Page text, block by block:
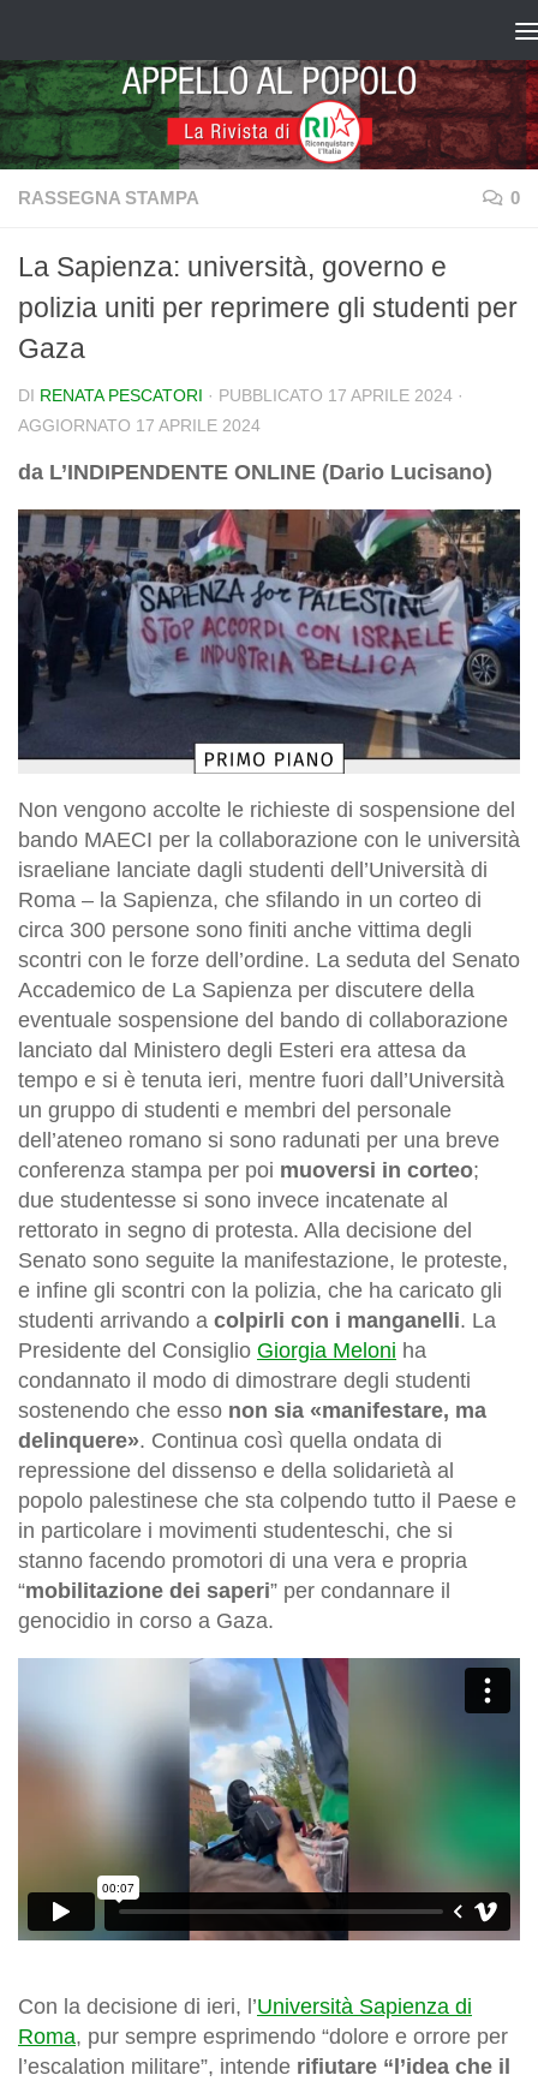
RASSEGNA STAMPA 0
La Sapienza: università, governo e
polizia uniti per reprimere gli studenti per
Gaza
DI RENATA PESCATORI · PUBBLICATO 17 APRILE 2024 ·
AGGIORNATO 17 APRILE 2024
da L’INDIPENDENTE ONLINE (Dario Lucisano)
Non vengono accolte le richieste di sospensione del
bando MAECI per la collaborazione con le università
israeliane lanciate dagli studenti dell’Università di
Roma – la Sapienza, che sfilando in un corteo di
circa 300 persone sono finiti anche vittima degli
scontri con le forze dell’ordine. La seduta del Senato
Accademico de La Sapienza per discutere della
eventuale sospensione del bando di collaborazione
lanciato dal Ministero degli Esteri era attesa da
tempo e si è tenuta ieri, mentre fuori dall’Università
un gruppo di studenti e membri del personale
dell’ateneo romano si sono radunati per una breve
conferenza stampa per poi muoversi in corteo;
due studentesse si sono invece incatenate al
rettorato in segno di protesta. Alla decisione del
Senato sono seguite la manifestazione, le proteste,
e infine gli scontri con la polizia, che ha caricato gli
studenti arrivando a colpirli con i manganelli. La
Presidente del Consiglio Giorgia Meloni ha
condannato il modo di dimostrare degli studenti
sostenendo che esso non sia «manifestare, ma
delinquere». Continua così quella ondata di
repressione del dissenso e della solidarietà al
popolo palestinese che sta colpendo tutto il Paese e
in particolare i movimenti studenteschi, che si
stanno facendo promotori di una vera e propria
“mobilitazione dei saperi” per condannare il
genocidio in corso a Gaza.
Con la decisione di ieri, l’Università Sapienza di
Roma, pur sempre esprimendo “dolore e orrore per
l’escalation militare”, intende rifiutare “l’idea che il